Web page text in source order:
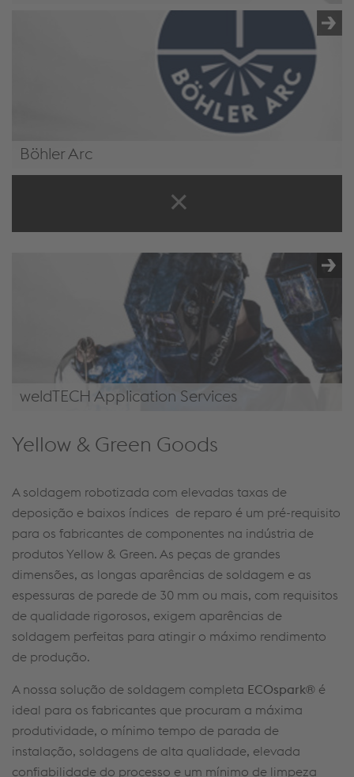
/pt-pt/solucoes/full-welding-solutions/yellow-green-
Böhler Arc
weldTECH Application Services
goods/#weldTECHApplications
Yellow & Green Goods
A soldagem robotizada com elevadas taxas de
deposição e baixos índices de reparo é um pré-requisito
para os fabricantes de componentes na indústria de
produtos Yellow & Green. As peças de grandes
dimensões, as longas aparências de soldagem e as
espessuras de parede de 30 mm ou mais, com requisitos
de qualidade rigorosos, exigem aparências de
soldagem perfeitas para atingir o máximo rendimento
de produção.
A nossa solução de soldagem completa ECOspark® é
ideal para os fabricantes que procuram a máxima
produtividade, o mínimo tempo de parada de
instalação, soldagens de alta qualidade, elevada
confiabilidade do processo e um mínimo de limpeza